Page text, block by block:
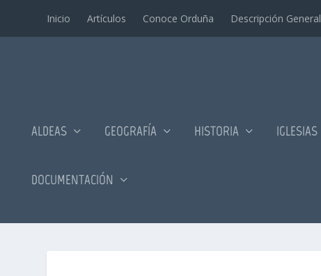
Inicio Artí­culos Conoce Orduña Descripción General
ALDEAS GEOGRAFÍA HISTORIA IGLESIAS
DOCUMENTACIÓN